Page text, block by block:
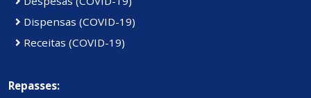
Dispensas (COVID-19)
Receitas (COVID-19)
Repasses: